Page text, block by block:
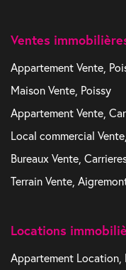
Ventes
Appartement Vente,
Maison Vente, Poissy
Appartement Vente,
Local commercial
Bureaux Vente,
Terrain Vente,
Locations
Appartement Location,